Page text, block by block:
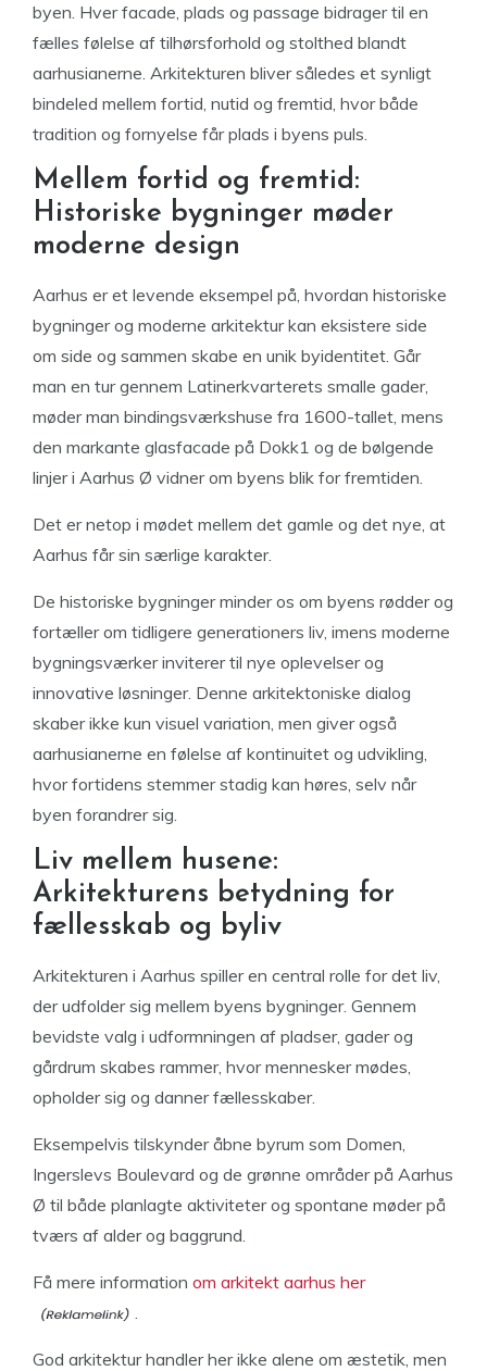
byen. Hver facade, plads og passage bidrager til en
fælles følelse af tilhørsforhold og stolthed blandt
aarhusianerne. Arkitekturen bliver således et synligt
bindeled mellem fortid, nutid og fremtid, hvor både
tradition og fornyelse får plads i byens puls.
Mellem fortid og fremtid:
Historiske bygninger møder
moderne design
Aarhus er et levende eksempel på, hvordan historiske
bygninger og moderne arkitektur kan eksistere side
om side og sammen skabe en unik byidentitet. Går
man en tur gennem Latinerkvarterets smalle gader,
møder man bindingsværkshuse fra 1600-tallet, mens
den markante glasfacade på Dokk1 og de bølgende
linjer i Aarhus Ø vidner om byens blik for fremtiden.
Det er netop i mødet mellem det gamle og det nye, at
Aarhus får sin særlige karakter.
De historiske bygninger minder os om byens rødder og
fortæller om tidligere generationers liv, imens moderne
bygningsværker inviterer til nye oplevelser og
innovative løsninger. Denne arkitektoniske dialog
skaber ikke kun visuel variation, men giver også
aarhusianerne en følelse af kontinuitet og udvikling,
hvor fortidens stemmer stadig kan høres, selv når
byen forandrer sig.
Liv mellem husene:
Arkitekturens betydning for
fællesskab og byliv
Arkitekturen i Aarhus spiller en central rolle for det liv,
der udfolder sig mellem byens bygninger. Gennem
bevidste valg i udformningen af pladser, gader og
gårdrum skabes rammer, hvor mennesker mødes,
opholder sig og danner fællesskaber.
Eksempelvis tilskynder åbne byrum som Domen,
Ingerslevs Boulevard og de grønne områder på Aarhus
Ø til både planlagte aktiviteter og spontane møder på
tværs af alder og baggrund.
Få mere information om arkitekt aarhus her
.
God arkitektur handler her ikke alene om æstetik, men